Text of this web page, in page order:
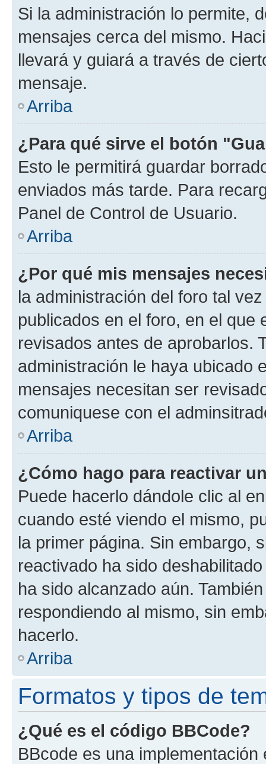
Si la administración lo permite,
mensajes cerca del mismo.
llevará y guiará a través de
mensaje.
Arriba
¿Para qué sirve el botón
Esto le permitirá guardar
enviados más tarde. Para
Panel de Control de Usuario.
Arriba
¿Por qué mis mensajes
la administración del foro tal
publicados en el foro, en el
revisados antes de aprobarlos.
administración le haya ubicado
mensajes necesitan ser
comuniquese con el
Arriba
¿Cómo hago para reactivar
Puede hacerlo dándole clic al
cuando esté viendo el mismo,
la primer página. Sin embargo,
reactivado ha sido
ha sido alcanzado aún.
respondiendo al mismo, sin
hacerlo.
Arriba
Formatos y tipos de
¿Qué es el código BBCode?
BBcode es una